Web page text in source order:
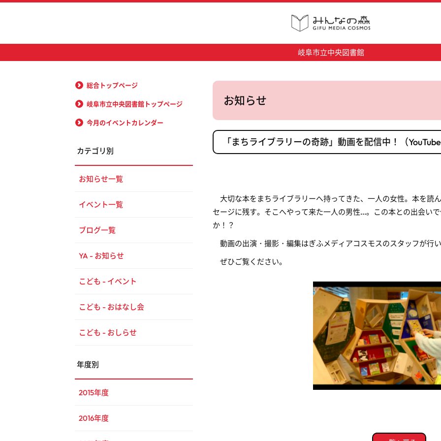
岐阜市立中央図書館
お知らせ
「まちライブラリーの奇跡」動画を配信中！（
大切な本をまちライブラリーへ持ってきた、一人の女性。本を読
セージに残す。そこへやって来た一人の男性...。この本との出会い
か！？
動画の出演・撮影・編集はぎふメディアコスモスのスタッフが行
ぜひご覧ください。
総合トップページ
岐阜市立中央図書館トップページ
今月のイベントカレンダー
カテゴリ別
お知らせ一覧
イベント一覧
ブログ一覧
YA - お知らせ
こども - イベント
こども - おはなし会
こども - おしらせ
年度別
2015年度
2016年度